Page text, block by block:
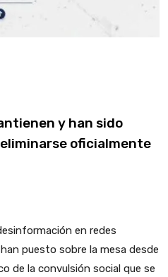
y han sido
oficialmente
en redes
puesto sobre la mesa desde
de la convulsión social que se